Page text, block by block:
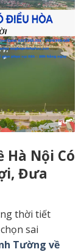
Hà Nội Có
Đưa
thời tiết
sai
Tường về